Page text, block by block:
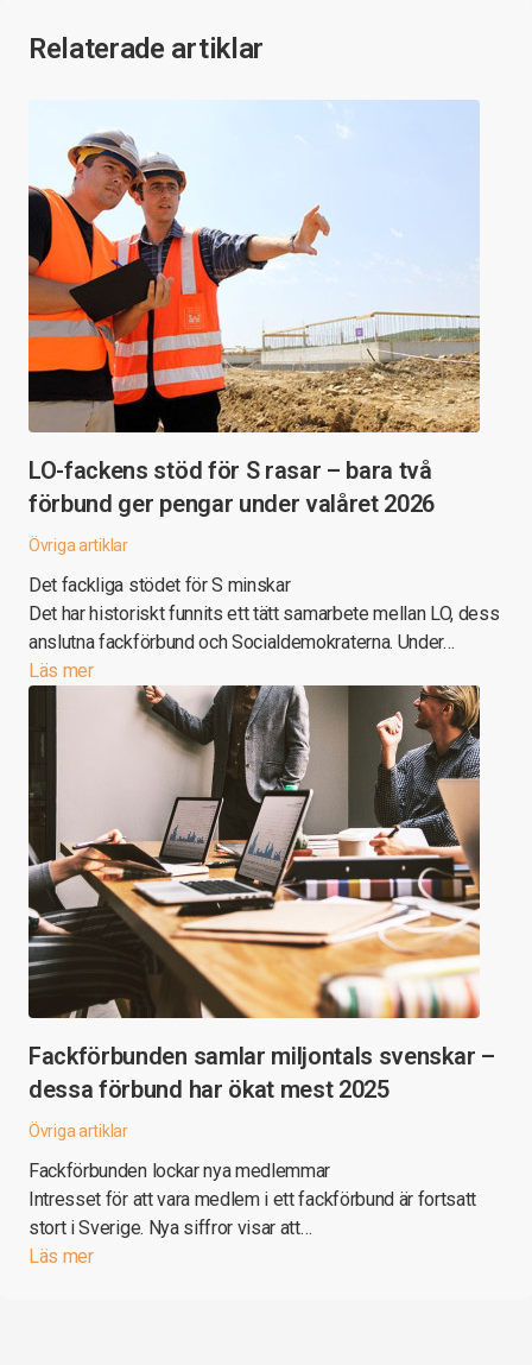
Relaterade artiklar
LO-fackens stöd för S rasar – bara två
förbund ger pengar under valåret 2026
Övriga artiklar
Det fackliga stödet för S minskar
Det har historiskt funnits ett tätt samarbete mellan LO, dess
anslutna fackförbund och Socialdemokraterna. Under…
Läs mer
Fackförbunden samlar miljontals svenskar –
dessa förbund har ökat mest 2025
Övriga artiklar
Fackförbunden lockar nya medlemmar
Intresset för att vara medlem i ett fackförbund är fortsatt
stort i Sverige. Nya siffror visar att…
Läs mer